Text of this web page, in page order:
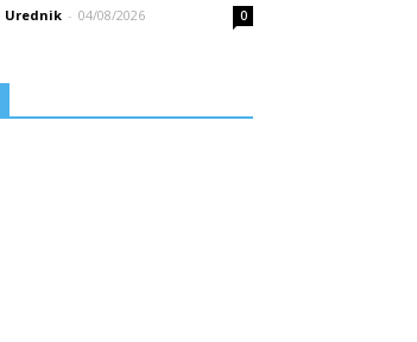
Urednik - 04/08/2026 0